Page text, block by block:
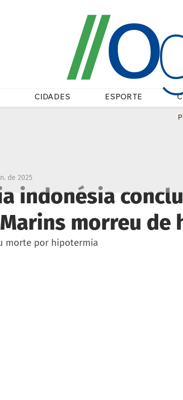
CIDADES ESPORTE
//O
indonésia
morreu de
de 2025
morte por hipotermia